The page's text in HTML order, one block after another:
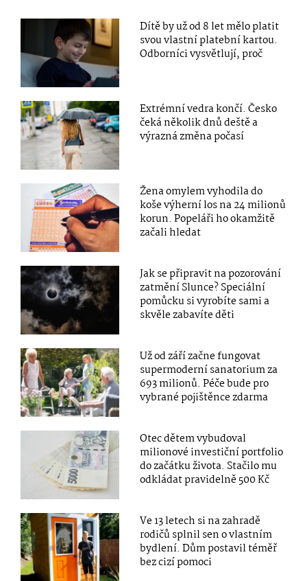
Dítě by už od 8 let mělo platit
svou vlastní platební kartou.
Odborníci vysvětlují, proč
Extrémní vedra končí. Česko
čeká několik dnů deště a
výrazná změna počasí
Žena omylem vyhodila do
koše výherní los na 24 milionů
korun. Popeláři ho okamžitě
začali hledat
Jak se připravit na pozorování
zatmění Slunce? Speciální
pomůcku si vyrobíte sami a
skvěle zabavíte děti
Už od září začne fungovat
supermoderní sanatorium za
693 milionů. Péče bude pro
vybrané pojištěnce zdarma
Otec dětem vybudoval
milionové investiční portfolio
do začátku života. Stačilo mu
odkládat pravidelně 500 Kč
Ve 13 letech si na zahradě
rodičů splnil sen o vlastním
bydlení. Dům postavil téměř
bez cizí pomoci